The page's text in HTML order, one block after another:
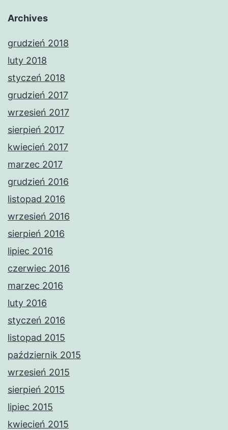
Archives
grudzień 2018
luty 2018
styczeń 2018
grudzień 2017
wrzesień 2017
sierpień 2017
kwiecień 2017
marzec 2017
grudzień 2016
listopad 2016
wrzesień 2016
sierpień 2016
lipiec 2016
czerwiec 2016
marzec 2016
luty 2016
styczeń 2016
listopad 2015
październik 2015
wrzesień 2015
sierpień 2015
lipiec 2015
kwiecień 2015